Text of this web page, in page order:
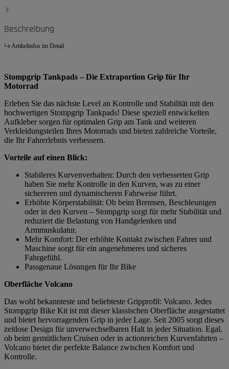
Beschreibung
Artikelinfos im Detail
Stompgrip Tankpads – Die Extraportion Grip für Ihr
Motorrad
Erleben Sie das nächste Level an Kontrolle und Stabilität mit den
hochwertigen Stompgrip Tankpads! Diese speziell entwickelten
Aufkleber sorgen für optimalen Grip am Tank und weiteren
Verkleidungsteilen Ihres Motorrads und bieten zahlreiche Vorteile,
die Ihr Fahrerlebnis verbessern.
Vorteile auf einen Blick:
Stabileres Kurvenverhalten: Durch den verbesserten Grip
haben Sie mehr Kontrolle in den Kurven, was zu einer
sichereren und dynamischeren Fahrweise führt.
Erhöhte Körperstabilität: Ob beim Bremsen, Beschleunigen
oder in den Kurven – Stompgrip sorgt für mehr Stabilität und
reduziert die Belastung von Handgelenken und
Armmuskulatur.
Mehr Komfort: Der erhöhte Kontakt zwischen Fahrer und
Maschine sorgt für ein angenehmeres und sicheres
Fahrgefühl.
Passgenaue Lösungen für Ihr Bike
Oberfläche Volcano
Das wohl bekannteste und beliebteste Gripprofil: Volcano. Jedes
Stompgrip Bike Kit ist mit dieser klassischen Oberfläche ausgestattet
und bietet hervorragenden Grip in jeder Lage. Seit 2005 sorgt dieses
zeitlose Design für unverwechselbaren Halt in jeder Situation. Egal,
ob beim gemütlichen Cruisen oder in actionreichen Kurvenfahrten –
Volcano bietet die perfekte Balance zwischen Komfort und
Kontrolle.